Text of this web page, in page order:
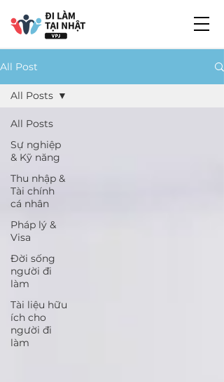
All Post
All Posts
Sự nghiệp
& Kỹ năng
Thu nhập &
Tài chính
cá nhân
Pháp lý &
Visa
Đời sống
người đi
làm
Tài liệu hữu
ích cho
người đi
làm
All Posts